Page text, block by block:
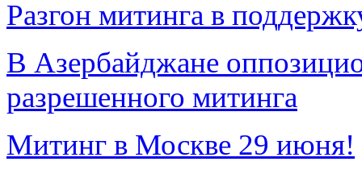
Разгон митинга в
В Азербайджане
разрешенного митинга
Митинг в Москве 29 июня!